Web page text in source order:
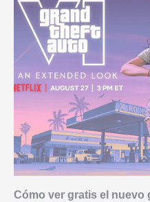
Cómo ver gratis el nuevo